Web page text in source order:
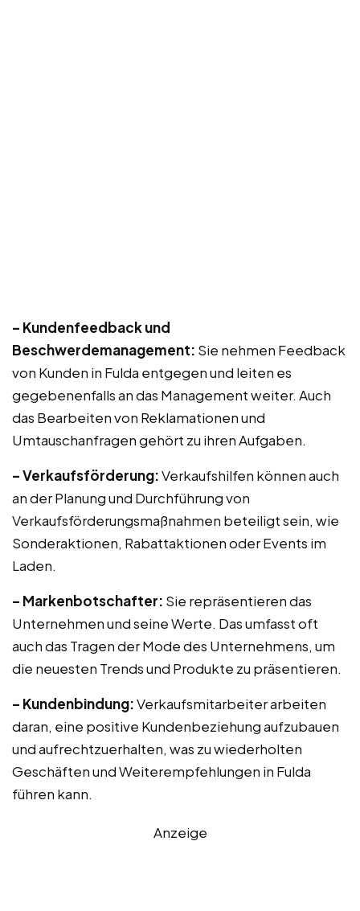
– Kundenfeedback und
Beschwerdemanagement: Sie nehmen Feedback
von Kunden in Fulda entgegen und leiten es
gegebenenfalls an das Management weiter. Auch
das Bearbeiten von Reklamationen und
Umtauschanfragen gehört zu ihren Aufgaben.
– Verkaufsförderung:Verkaufshilfen können auch
an der Planung und Durchführung von
Verkaufsförderungsmaßnahmen beteiligt sein, wie
Sonderaktionen, Rabattaktionen oder Events im
Laden.
– Markenbotschafter: Sie repräsentieren das
Unternehmen und seine Werte. Das umfasst oft
auch das Tragen der Mode des Unternehmens, um
die neuesten Trends und Produkte zu präsentieren.
– Kundenbindung:Verkaufsmitarbeiter arbeiten
daran, eine positive Kundenbeziehung aufzubauen
und aufrechtzuerhalten, was zu wiederholten
Geschäften und Weiterempfehlungen in Fulda
führen kann.
Anzeige